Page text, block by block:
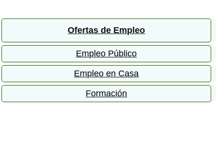
Ofertas de Empleo
Empleo Público
Empleo en Casa
Formación